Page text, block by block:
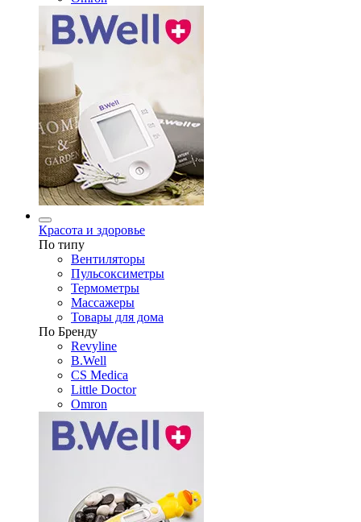
Красота и здоровье
По типу
Вентиляторы
Пульсоксиметры
Термометры
Массажеры
Товары для дома
По Бренду
Revyline
B.Well
CS Medica
Little Doctor
Omron